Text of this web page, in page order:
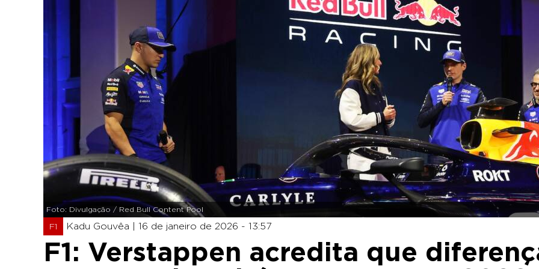
Foto: Divulgação / Red Bull Content Pool
F1 Kadu Gouvêa | 16 de janeiro de 2026 - 13:57
F1: Verstappen acredita que